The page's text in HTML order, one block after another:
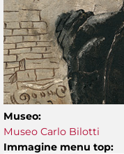
Museo:
Museo Carlo Bilotti
Immagine menu top: